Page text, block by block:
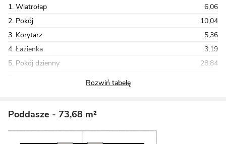
1. Wiatrołap
6,06
2. Pokój
10,04
3. Korytarz
5,36
4. Łazienka
3,19
5. Pokój dzienny
28,84
Poddasze - 73,68 m²